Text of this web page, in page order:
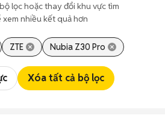
lọc hoặc thay đổi khu vực tìm
xem nhiều kết quả hơn
ZTE Nubia Z30 Pro
Xóa tất cả bộ lọc